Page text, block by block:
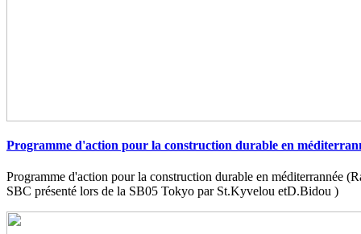
Programme d'action pour la construction durable en
Programme d'action pour la construction durable en méditerrannée
SBC présenté lors de la SB05 Tokyo par St.Kyvelou etD.Bidou )